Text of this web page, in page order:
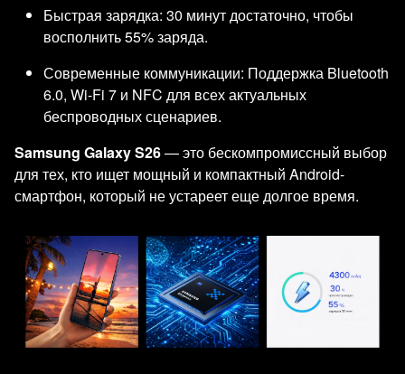
Быстрая зарядка: 30 минут достаточно, чтобы
восполнить 55% заряда.
Современные коммуникации: Поддержка Bluetooth
6.0, Wi-Fi 7 и NFC для всех актуальных
беспроводных сценариев.
Samsung Galaxy S26— это бескомпромиссный выбор
для тех, кто ищет мощный и компактный Android-
смартфон, который не устареет еще долгое время.